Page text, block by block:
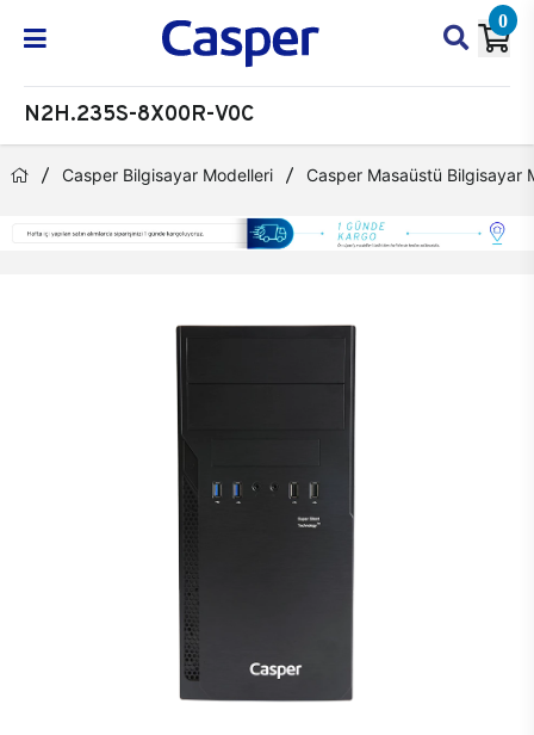
0
N2H.235S-8X00R-V0C
Casper Bilgisayar Modelleri Casper Masaüstü Bilgisayar